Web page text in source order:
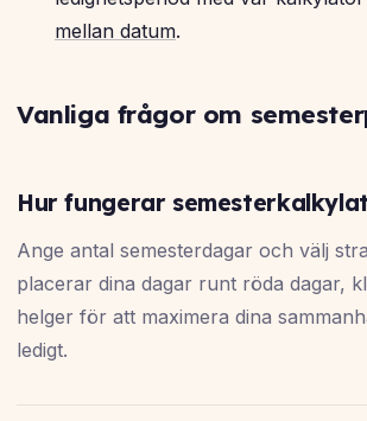
mellan datum.
Vanliga frågor om
Hur fungerar
Ange antal semesterdagar och välj
placerar dina dagar runt röda dagar,
helger för att maximera dina
ledigt.